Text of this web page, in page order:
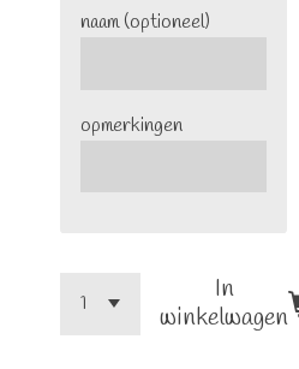
naam (optioneel)
opmerkingen
In
winkelwagen